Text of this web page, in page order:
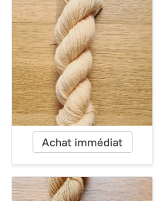
Achat immédiat